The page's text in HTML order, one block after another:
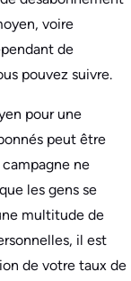
voire
de
pouvez suivre.
pour une
peut être
ne
les gens se
multitude de
il est
de votre taux de